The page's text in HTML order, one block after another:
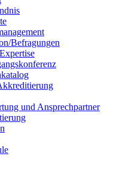
Befragungen
und Ansprechpartner